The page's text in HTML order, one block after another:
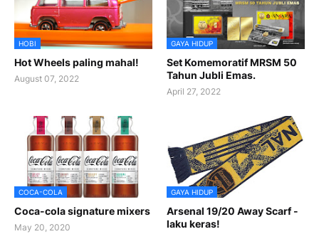
HOBI
Hot Wheels paling mahal!
August 07, 2022
GAYA HIDUP
Set Komemoratif MRSM 50
Tahun Jubli Emas.
April 27, 2022
COCA-COLA
Coca-cola signature mixers
May 20, 2020
GAYA HIDUP
Arsenal 19/20 Away Scarf -
laku keras!